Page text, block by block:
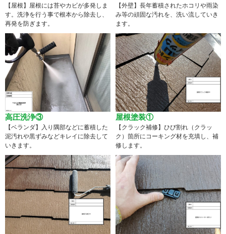
【屋根】屋根には苔やカビが多発しま
す。洗浄を行う事で根本から除去し、
再発を防ぎます。
【外壁】長年蓄積されたホコリや雨染
み等の頑固な汚れを、洗い流していき
ます。
高圧洗浄③
【ベランダ】入り隅部などに蓄積した
泥汚れや黒ずみなどキレイに除去して
いきます。
屋根塗装①
【クラック補修】ひび割れ（クラッ
ク）箇所にコーキング材を充填し、補
修します。